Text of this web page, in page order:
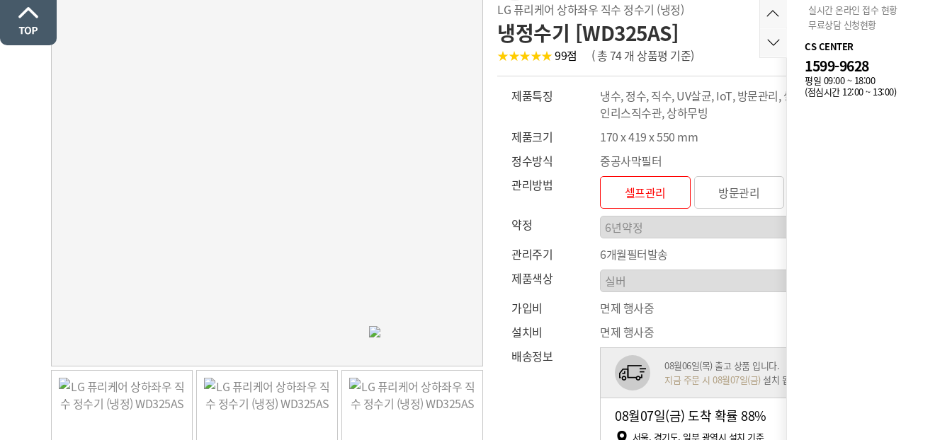
LG 퓨리케어 상하좌우 직수 정수기 (냉정)
냉정수기 [WD325AS]
★★★★★99점 ( 총 74 개 상품평 기준)
제품특징
냉수, 정수, 직수, UV살균, IoT, 방문관리, 셀프관리, 정량출수, 스테
인리스직수관, 상하무빙
제품크기
170 x 419 x 550 mm
정수방식
중공사막필터
관리방법
셀프관리
방문관리
약정
관리주기
6개월필터발송
제품색상
가입비
면제 행사중
설치비
면제 행사중
배송정보
08월06일(목) 출고 상품 입니다.
지금 주문 시 08월07일(금) 설치 됩니다.
08월07일(금) 도착 확률88%
서울, 경기도, 일부 광역시 설치 기준
실시간 온라인 접수 현황
무료상담 신청현황
CS CENTER
1599-9628
평일 09:00 ~ 18:00
(점심시간 12:00 ~ 13:00)